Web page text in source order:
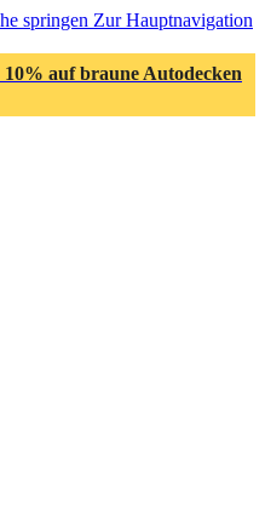
springen Zur Hauptnavigation
10% auf braune Autodecken